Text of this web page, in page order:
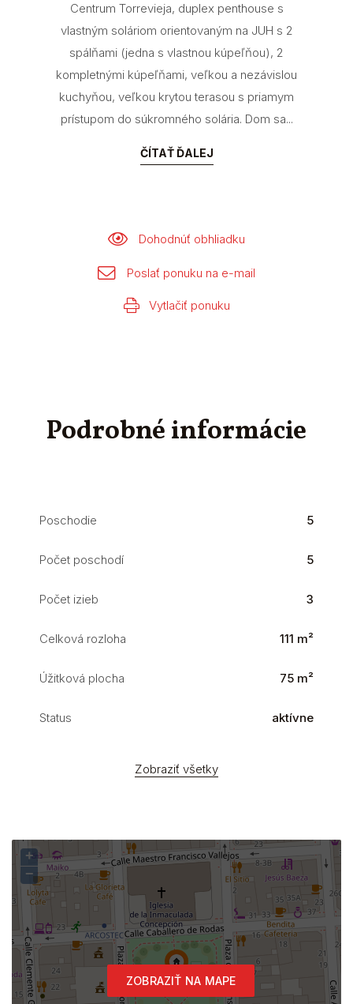
Centrum Torrevieja, duplex penthouse s
vlastným soláriom orientovaným na JUH s 2
spálňami (jedna s vlastnou kúpeľňou), 2
kompletnými kúpeľňami, veľkou a nezávislou
kuchyňou, veľkou krytou terasou s priamym
prístupom do súkromného solária. Dom sa...
ČÍTAŤ ĎALEJ
Dohodnúť obhliadku
Poslať ponuku na e-mail
Vytlačiť ponuku
Podrobné informácie
Poschodie 5
Počet poschodí 5
Počet izieb 3
Celková rozloha 111 m²
Úžitková plocha 75 m²
Status aktívne
Zobraziť všetky
ZOBRAZIŤ NA MAPE
+
−